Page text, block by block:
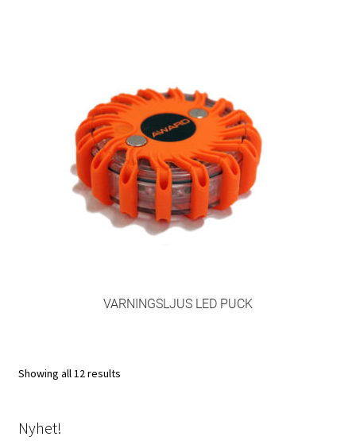
VARNINGSLJUS LED PUCK
Showing all 12 results
Nyhet!